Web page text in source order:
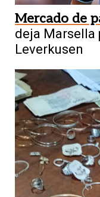
Mercado de
deja Marsella
Leverkusen